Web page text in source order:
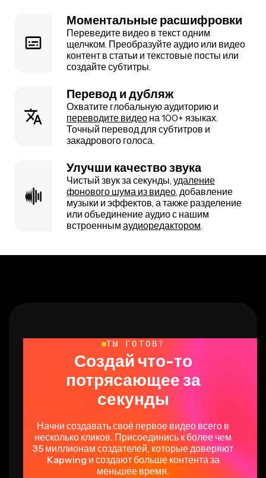
Моментальные расшифровки
Переведите видео в текст одним
щелчком. Преобразуйте аудио или видео
контент в статьи и текстовые посты или
создайте субтитры.
Перевод и дубляж
Охватите глобальную аудиторию и
переводите видео на 100+ языках.
Точный перевод для субтитров и
закадрового голоса.
Улучши качество звука
Чистый звук за секунды, удаление
фонового шума из видео, добавление
музыки и эффектов, а также разделение
или объединение аудио с нашим
встроенным аудиоредактором.
ТЫ ГОТОВ?
Создай что-то
потрясающее за
секунды
Начни создавать своё первое видео всего в
несколько кликов. Присоединись к более чем
35 миллионам создателей, которые доверяют
Kapwing и создают больше контента за
меньшее время.